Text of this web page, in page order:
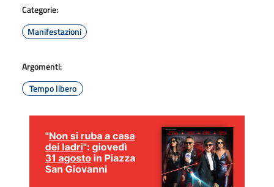
Categorie:
Manifestazioni
Argomenti:
Tempo libero